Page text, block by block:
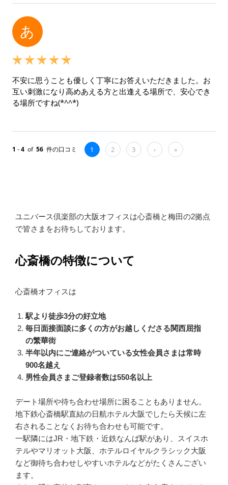
ユニバース倶楽部の大阪オフィスは心斎橋と梅田の2拠点
で皆さまをお待ちしております。
心斎橋の特徴について
心斎橋オフィスは
駅より徒歩3分の好立地
毎日面接面談に多くの方がお越しくださる関西屈指
の繁華街
半年以内にご連絡がついている女性会員さまは常時
900名越え
男性会員さまご登録者数は550名以上
デート場所や待ち合わせ場所に困ることもありません。
地下鉄心斎橋駅直結の日航ホテル大阪でしたら天候に左
右されることなくお待ち合わせも可能です。
一駅隣にはJR・地下鉄・近鉄なんば駅があり、スイスホ
テルやマリオット大阪、ホテルロイヤルクラシック大阪
など御待ち合わせしやすいホテルなどがたくさんござい
ます。